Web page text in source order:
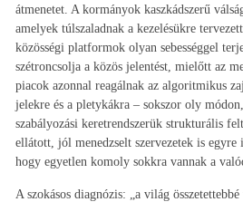
átmenetet. A kormányok kaszkádszerű
amelyek túlszaladnak a kezelésükre
közösségi platformok olyan sebességgel
szétroncsolja a közös jelentést, mielőtt az
piacok azonnal reagálnak az algoritmikus
jelekre és a pletykákra – sokszor oly
szabályozási keretrendszerük strukturális
ellátott, jól menedzselt szervezetek is egyre
hogy egyetlen komoly sokkra vannak a
A szokásos diagnózis: „a világ